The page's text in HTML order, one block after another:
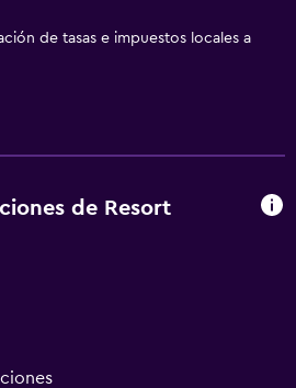
de tasas e impuestos locales a
de Resort